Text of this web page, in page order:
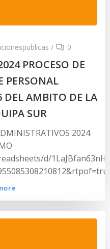
/ 0
PROCESO DE
PERSONAL
AMBITO DE LA
SUR
2024
d/